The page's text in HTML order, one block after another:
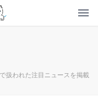
扱われた注目ニュースを掲載